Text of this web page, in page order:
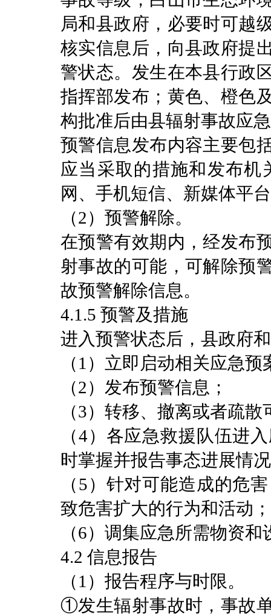
局和县政府，必要时可越
核实信息后，向县政府提
警状态。发生在本县行政
指挥部发布；黄色、橙色
构批准后由县辐射事故应
预警信息发布内容主要包
应当采取的措施和发布
网、手机短信、新媒体平
（2）预警解除。
在预警有效期内，经发布
射事故的可能，可解除预
故预警解除信息。
4.1.5 预警及措施
进入预警状态后，县政府
（1）立即启动相关应急预
（2）发布预警信息；
（3）转移、撤离或者疏
（4）各应急救援队伍进
时掌握并报告事态进展情
（5）针对可能造成的危
致危害扩大的行为和活动；
（6）调集应急所需物资
4.2 信息报告
（1）报告程序与时限。
①发生辐射事故时，事故